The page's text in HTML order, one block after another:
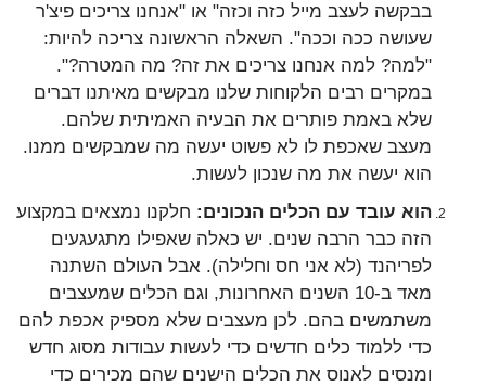
בבקשה לעצב מייל כזה וכזה" או "אנחנו צריכים פיצ'ר
שעושה ככה וככה". השאלה הראשונה צריכה להיות:
"למה? למה אנחנו צריכים את זה? מה המטרה?".
במקרים רבים הלקוחות שלנו מבקשים מאיתנו דברים
שלא באמת פותרים את הבעיה האמיתית שלהם.
מעצב שאכפת לו לא פשוט יעשה מה שמבקשים ממנו.
הוא יעשה את מה שנכון לעשות.
הוא עובד עם הכלים הנכונים: חלקנו נמצאים במקצוע
הזה כבר הרבה שנים. יש כאלה שאפילו מתגעגעים
לפריהנד (לא אני חס וחלילה). אבל העולם השתנה
מאד ב-10 השנים האחרונות, וגם הכלים שמעצבים
משתמשים בהם. לכן מעצבים שלא מספיק אכפת להם
כדי ללמוד כלים חדשים כדי לעשות עבודות מסוג חדש
ומנסים לאנוס את הכלים הישנים שהם מכירים כדי